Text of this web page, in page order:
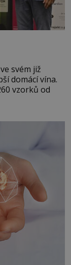
svém již
domácí vína.
vzorků od